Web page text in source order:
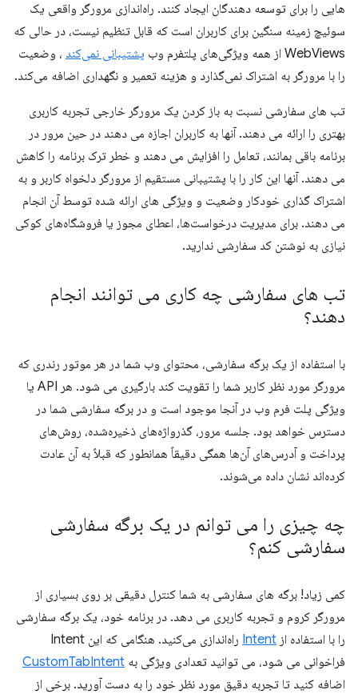
هایی را برای توسعه دهندگان ایجاد کنند. راه‌اندازی مرورگر واقعی یک
سوئیچ زمینه سنگین برای کاربران است که قابل تنظیم نیست، در حالی که
WebViews از همه ویژگی‌های پلتفرم وب
پشتیبانی نمی‌کند ، وضعیت
را با مرورگر به اشتراک نمی‌گذارد و هزینه تعمیر و نگهداری اضافه می‌کند.
تب های سفارشی نسبت به باز کردن یک مرورگر خارجی تجربه کاربری
بهتری را ارائه می دهند. آنها به کاربران اجازه می دهند در حین مرور در
برنامه باقی بمانند، تعامل را افزایش می دهند و خطر ترک برنامه را کاهش
می دهند. آنها این کار را با پشتیبانی مستقیم از مرورگر دلخواه کاربر و به
اشتراک گذاری خودکار وضعیت و ویژگی های ارائه شده توسط آن انجام
می دهند. برای مدیریت درخواست‌ها، اعطای مجوز یا فروشگاه‌های کوکی
نیازی به نوشتن کد سفارشی ندارید.
تب های سفارشی چه کاری می توانند انجام
دهند؟
با استفاده از یک برگه سفارشی، محتوای وب شما در هر موتور رندری که
مرورگر مورد نظر کاربر شما را تقویت کند بارگیری می شود. هر API یا
ویژگی پلت فرم وب در آنجا موجود است و در برگه سفارشی شما در
دسترس خواهد بود. جلسه مرور، گذرواژه‌های ذخیره‌شده، روش‌های
پرداخت و آدرس‌های آن‌ها همگی دقیقاً همانطور که قبلاً به آن عادت
کرده‌اند نشان داده می‌شوند.
چه چیزی را می توانم در یک برگه سفارشی
سفارشی کنم؟
کمی زیاد! برگه های سفارشی به شما کنترل دقیقی بر روی بسیاری از
مرورگر کروم و تجربه کاربری می دهد. در برنامه خود، یک برگه سفارشی
را با استفاده از Intent
راه‌اندازی می‌کنید. هنگامی که این Intent
فراخوانی می شود، می توانید تعدادی ویژگی به CustomTabIntent
اضافه کنید تا تجربه دقیق مورد نظر خود را به دست آورید. برخی از